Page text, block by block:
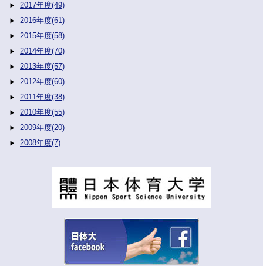
2017年度(49)
2016年度(61)
2015年度(58)
2014年度(70)
2013年度(57)
2012年度(60)
2011年度(38)
2010年度(55)
2009年度(20)
2008年度(7)